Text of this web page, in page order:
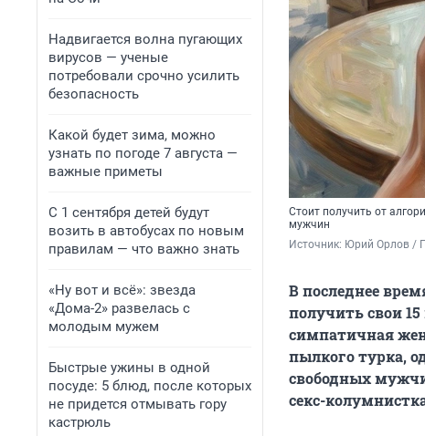
Надвигается волна пугающих
вирусов — ученые
потребовали срочно усилить
безопасность
Какой будет зима, можно
узнать по погоде 7 августа —
важные приметы
С 1 сентября детей будут
возить в автобусах по новым
правилам — что важно знать
«Ну вот и всё»: звезда
«Дома-2» развелась с
молодым мужем
Быстрые ужины в одной
посуде: 5 блюд, после которых
не придется отмывать гору
кастрюль
Стоит получить от
мужчин
Источник: Юрий Орлов /
В последнее
получить свои
симпатичная
пылкого турка,
свободных
секс-